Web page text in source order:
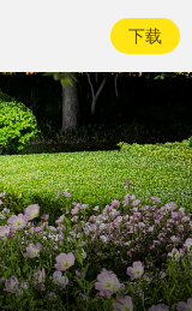
下载